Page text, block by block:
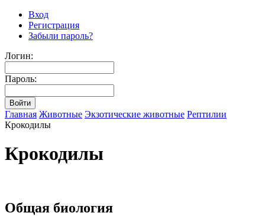
Вход
Регистрация
Забыли пароль?
Логин:
Пароль:
Главная Животные Экзотические животные Рептилии
Крокодилы
Крокодилы
Общая биология